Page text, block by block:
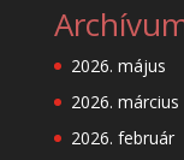
2026. május
2026. március
2026. február